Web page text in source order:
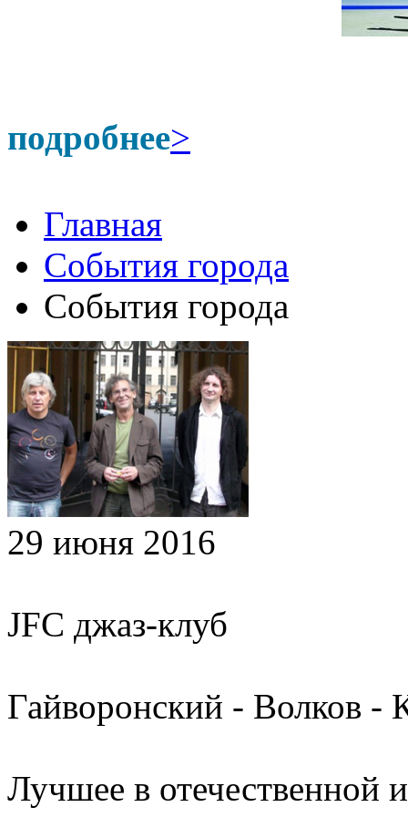
подробнее>
Главная
События города
События города
29 июня 2016
JFC джаз-клуб
Гайворонский - Волков -
Лучшее в отечественной